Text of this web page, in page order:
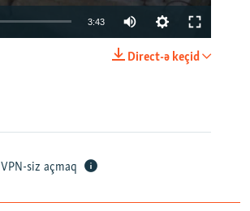
3:43
Direct-ə keçid
VPN-siz açmaq